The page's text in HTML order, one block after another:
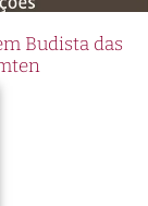
Budista das